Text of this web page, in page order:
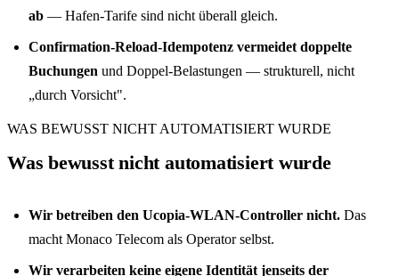
ab — Hafen-Tarife sind nicht überall gleich.
Confirmation-Reload-Idempotenz vermeidet doppelte
Buchungen und Doppel-Belastungen — strukturell, nicht
„durch Vorsicht".
WAS BEWUSST NICHT AUTOMATISIERT WURDE
Was bewusst nicht automatisiert wurde
Wir betreiben den Ucopia-WLAN-Controller nicht. Das
macht Monaco Telecom als Operator selbst.
Wir verarbeiten keine eigene Identität jenseits der